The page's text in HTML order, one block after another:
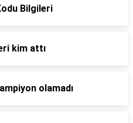
Bilgileri
kim attı
olamadı